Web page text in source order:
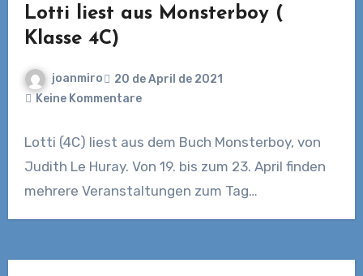
Lotti liest aus Monsterboy (
Klasse 4C)
joanmiro
20 de April de 2021
Keine Kommentare
Lotti (4C) liest aus dem Buch Monsterboy, von
Judith Le Huray. Von 19. bis zum 23. April finden
mehrere Veranstaltungen zum Tag…